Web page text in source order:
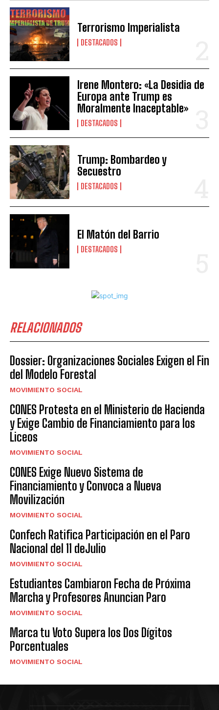
Terrorismo Imperialista
DESTACADOS
Irene Montero: «La Desidia de
Europa ante Trump es
Moralmente Inaceptable»
DESTACADOS
Trump: Bombardeo y
Secuestro
DESTACADOS
El Matón del Barrio
DESTACADOS
RELACIONADOS
Dossier: Organizaciones Sociales Exigen el Fin
del Modelo Forestal
MOVIMIENTO SOCIAL
CONES Protesta en el Ministerio de Hacienda
y Exige Cambio de Financiamiento para los
Liceos
MOVIMIENTO SOCIAL
CONES Exige Nuevo Sistema de
Financiamiento y Convoca a Nueva
Movilización
MOVIMIENTO SOCIAL
Confech Ratifica Participación en el Paro
Nacional del 11 deJulio
MOVIMIENTO SOCIAL
Estudiantes Cambiaron Fecha de Próxima
Marcha y Profesores Anuncian Paro
MOVIMIENTO SOCIAL
Marca tu Voto Supera los Dos Dígitos
Porcentuales
MOVIMIENTO SOCIAL